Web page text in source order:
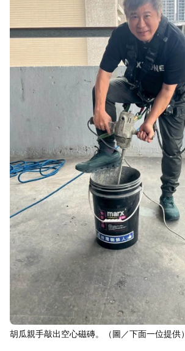
胡瓜親手敲出空心磁磚。（圖／下面一位提供）